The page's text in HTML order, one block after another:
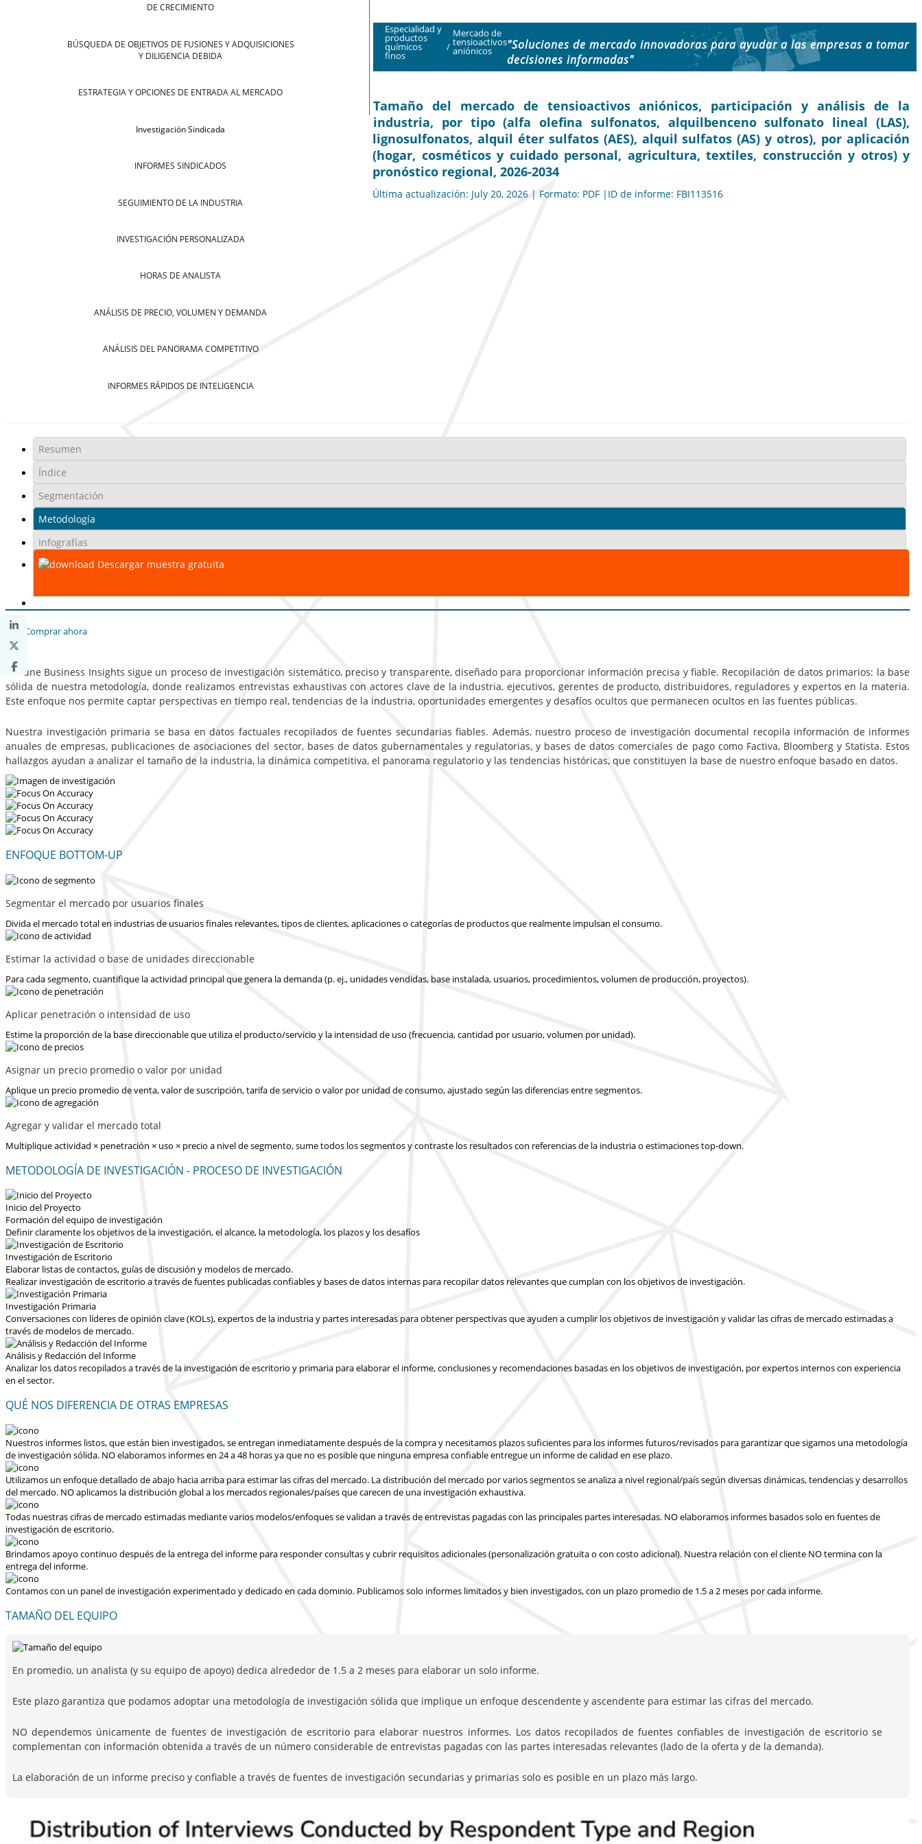
DE CRECIMIENTO
BÚSQUEDA DE OBJETIVOS DE FUSIONES Y ADQUISICIONES
Y DILIGENCIA DEBIDA
ESTRATEGIA Y OPCIONES DE ENTRADA AL MERCADO
Investigación Sindicada
INFORMES SINDICADOS
SEGUIMIENTO DE LA INDUSTRIA
INVESTIGACIÓN PERSONALIZADA
HORAS DE ANALISTA
ANÁLISIS DE PRECIO, VOLUMEN Y DEMANDA
ANÁLISIS DEL PANORAMA COMPETITIVO
INFORMES RÁPIDOS DE INTELIGENCIA
Especialidad y
productos
químicos
finos
/
Mercado de
tensioactivos
aniónicos
"Soluciones de mercado innovadoras para ayudar a las empresas a tomar
decisiones informadas"
Tamaño del mercado de tensioactivos aniónicos, participación y análisis de la
industria, por tipo (alfa olefina sulfonatos, alquilbenceno sulfonato lineal (LAS),
lignosulfonatos, alquil éter sulfatos (AES), alquil sulfatos (AS) y otros), por aplicación
(hogar, cosméticos y cuidado personal, agricultura, textiles, construcción y otros) y
pronóstico regional, 2026-2034
Última actualización: July 20, 2026 | Formato: PDF |ID de informe: FBI113516
Resumen
Índice
Segmentación
Metodología
Infografías
Descargar muestra gratuita
Comprar ahora
Fortune Business Insights sigue un proceso de investigación sistemático, preciso y transparente, diseñado para proporcionar información precisa y fiable. Recopilación de datos primarios: la base
sólida de nuestra metodología, donde realizamos entrevistas exhaustivas con actores clave de la industria, ejecutivos, gerentes de producto, distribuidores, reguladores y expertos en la materia.
Este enfoque nos permite captar perspectivas en tiempo real, tendencias de la industria, oportunidades emergentes y desafíos ocultos que permanecen ocultos en las fuentes públicas.
Nuestra investigación primaria se basa en datos factuales recopilados de fuentes secundarias fiables. Además, nuestro proceso de investigación documental recopila información de informes
anuales de empresas, publicaciones de asociaciones del sector, bases de datos gubernamentales y regulatorias, y bases de datos comerciales de pago como Factiva, Bloomberg y Statista. Estos
hallazgos ayudan a analizar el tamaño de la industria, la dinámica competitiva, el panorama regulatorio y las tendencias históricas, que constituyen la base de nuestro enfoque basado en datos.
ENFOQUE BOTTOM-UP
Segmentar el mercado por usuarios finales
Divida el mercado total en industrias de usuarios finales relevantes, tipos de clientes, aplicaciones o categorías de productos que realmente impulsan el consumo.
Estimar la actividad o base de unidades direccionable
Para cada segmento, cuantifique la actividad principal que genera la demanda (p. ej., unidades vendidas, base instalada, usuarios, procedimientos, volumen de producción, proyectos).
Aplicar penetración o intensidad de uso
Estime la proporción de la base direccionable que utiliza el producto/servicio y la intensidad de uso (frecuencia, cantidad por usuario, volumen por unidad).
Asignar un precio promedio o valor por unidad
Aplique un precio promedio de venta, valor de suscripción, tarifa de servicio o valor por unidad de consumo, ajustado según las diferencias entre segmentos.
Agregar y validar el mercado total
Multiplique actividad × penetración × uso × precio a nivel de segmento, sume todos los segmentos y contraste los resultados con referencias de la industria o estimaciones top-down.
METODOLOGÍA DE INVESTIGACIÓN - PROCESO DE INVESTIGACIÓN
Inicio del Proyecto
Formación del equipo de investigación
Definir claramente los objetivos de la investigación, el alcance, la metodología, los plazos y los desafíos
Investigación de Escritorio
Elaborar listas de contactos, guías de discusión y modelos de mercado.
Realizar investigación de escritorio a través de fuentes publicadas confiables y bases de datos internas para recopilar datos relevantes que cumplan con los objetivos de investigación.
Investigación Primaria
Conversaciones con líderes de opinión clave (KOLs), expertos de la industria y partes interesadas para obtener perspectivas que ayuden a cumplir los objetivos de investigación y validar las cifras de mercado estimadas a
través de modelos de mercado.
Análisis y Redacción del Informe
Analizar los datos recopilados a través de la investigación de escritorio y primaria para elaborar el informe, conclusiones y recomendaciones basadas en los objetivos de investigación, por expertos internos con experiencia
en el sector.
QUÉ NOS DIFERENCIA DE OTRAS EMPRESAS
Nuestros informes listos, que están bien investigados, se entregan inmediatamente después de la compray necesitamos plazos suficientes para los informes futuros/revisados para garantizar que sigamos una metodología
de investigación sólida. NO elaboramos informes en 24 a 48 horasya que no es posible que ninguna empresa confiable entregue un informe de calidad en ese plazo.
Utilizamos un enfoque detallado de abajo hacia arriba para estimar las cifras del mercado. La distribución del mercado por varios segmentos se analiza a nivel regional/país según diversas dinámicas, tendencias y desarrollos
del mercado. NO aplicamos la distribución global a los mercados regionales/paísesque carecen de una investigación exhaustiva.
Todas nuestras cifras de mercado estimadas mediante varios modelos/enfoques se validan a través de entrevistas pagadas con las principales partes interesadas. NO elaboramos informes basados solo en fuentes de
investigación de escritorio.
Brindamos apoyo continuo después de la entrega del informe para responder consultas y cubrir requisitos adicionales (personalización gratuita o con costo adicional). Nuestra relación con el cliente NO termina con la
entrega del informe.
Contamos con un panel de investigación experimentado y dedicado en cada dominio. Publicamos solo informes limitados y bien investigados, con un plazo promedio de 1.5 a 2 meses por cada informe.
TAMAÑO DEL EQUIPO
En promedio, un analista (y su equipo de apoyo) dedica alrededor de 1.5 a 2 meses para elaborar un solo informe.
Este plazo garantiza que podamos adoptar una metodología de investigación sólida que implique un enfoque descendente y ascendente para estimar las cifras del mercado.
NO dependemos únicamente de fuentes de investigación de escritorio para elaborar nuestros informes. Los datos recopilados de fuentes confiables de investigación de escritorio se
complementan con información obtenida a través de un número considerable de entrevistas pagadas con las partes interesadas relevantes (lado de la oferta y de la demanda).
La elaboración de un informe preciso y confiable a través de fuentes de investigación secundarias y primarias solo es posible en un plazo más largo.